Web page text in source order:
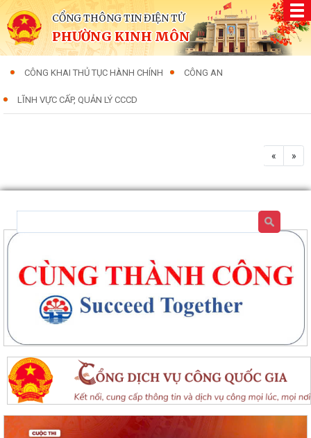
CỔNG THÔNG TIN ĐIỆN TỬ
PHƯỜNG KINH MÔN
CÔNG KHAI THỦ TỤC HÀNH CHÍNH CÔNG AN
LĨNH VỰC CẤP, QUẢN LÝ CCCD
« »